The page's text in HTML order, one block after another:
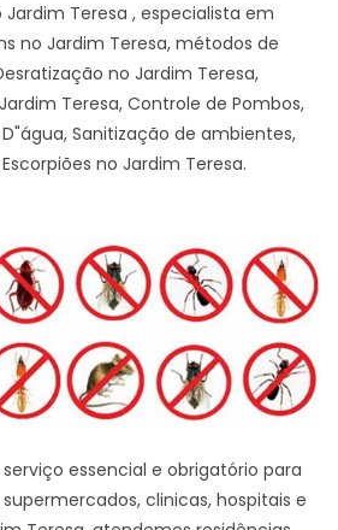
Teresa , especialista em
no Jardim Teresa, métodos de
no Jardim Teresa,
Teresa, Controle de Pombos,
Sanitização de ambientes,
no Jardim Teresa.
essencial e obrigatório para
clinicas, hospitais e